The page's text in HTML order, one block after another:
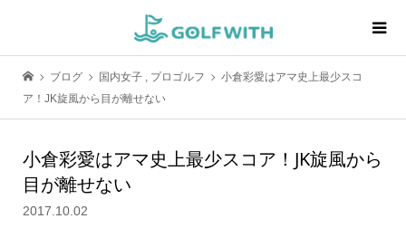
ブログ 国内女子 , プロゴルフ
小倉彩愛はアマ史上最少スコ
ア！JK旋風から目が離せない
小倉彩愛はアマ史上最少スコア！JK旋風から
目が離せない
2017.10.02